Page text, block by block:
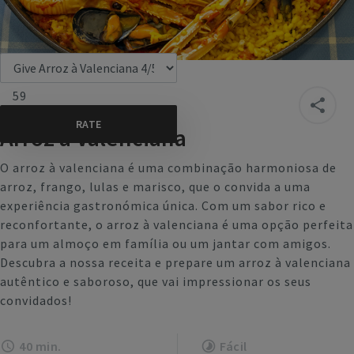
59
Arroz à Valenciana
O arroz à valenciana é uma combinação harmoniosa de
arroz, frango, lulas e marisco, que o convida a uma
experiência gastronómica única. Com um sabor rico e
reconfortante, o arroz à valenciana é uma opção perfeita
para um almoço em família ou um jantar com amigos.
Descubra a nossa receita e prepare um arroz à valenciana
autêntico e saboroso, que vai impressionar os seus
convidados!
40 min. Fácil